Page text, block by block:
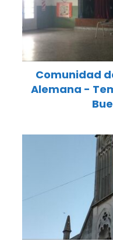
Comunidad
Alemana -